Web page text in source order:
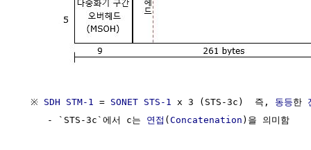
  ※
SDH STM-1 = SONET STS-1 x 3 (STS-3c)  즉, 동등한
     - `STS-3c`에서 c는
연접 ( Concatenation )을 의미함